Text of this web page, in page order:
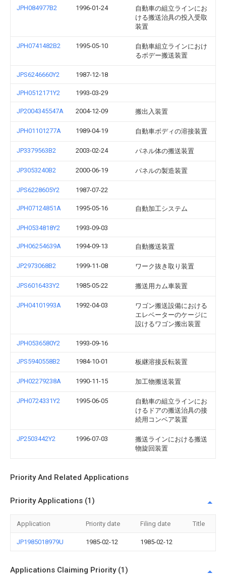
JPH084977B2 1996-01-24
自動車の組立ラインにお
ける搬送治具の投入受取
装置
JPH0741482B2 1995-05-10
自動車組立ラインにおけ
るボデー搬送装置
JPS6246660Y2 1987-12-18
JPH0512171Y2 1993-03-29
JP2004345547A 2004-12-09 搬出入装置
JPH01101277A 1989-04-19 自動車ボディの溶接装置
JP3379563B2 2003-02-24 パネル体の搬送装置
JP3053240B2 2000-06-19 パネルの製造装置
JPS6228605Y2 1987-07-22
JPH07124851A 1995-05-16 自動加工システム
JPH0534818Y2 1993-09-03
JPH06254639A 1994-09-13 自動搬送装置
JP2973068B2 1999-11-08 ワーク抜き取り装置
JPS6016433Y2 1985-05-22 搬送用カム車装置
JPH04101993A 1992-04-03
ワゴン搬送設備における
エレベーターのケージに
設けるワゴン搬出装置
JPH0536580Y2 1993-09-16
JPS5940558B2 1984-10-01 板継溶接反転装置
JPH02279238A 1990-11-15 加工物搬送装置
JPH0724331Y2 1995-06-05
自動車の組立ラインにお
けるドアの搬送治具の接
続用コンベア装置
JP2503442Y2 1996-07-03
搬送ラインにおける搬送
物旋回装置
Priority And Related Applications
Priority Applications (1)
Application Priority date Filing date Title
JP1985018979U 1985-02-12 1985-02-12
Applications Claiming Priority (1)